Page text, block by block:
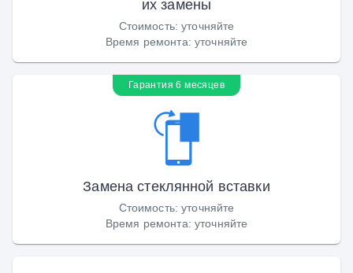
их замены
Стоимость:уточняйте
Время ремонта: уточняйте
Гарантия 6 месяцев
Замена стеклянной вставки
Стоимость:уточняйте
Время ремонта: уточняйте